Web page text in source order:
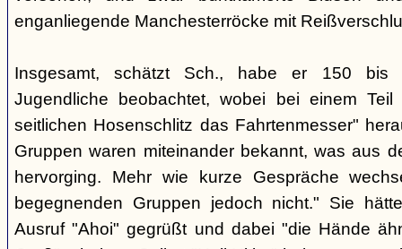
enganliegende Manchesterröcke mit
Insgesamt, schätzt Sch., habe er 150 bis
Jugendliche beobachtet, wobei bei einem
seitlichen Hosenschlitz das Fahrtenmesser"
Gruppen waren miteinander bekannt, was aus
hervorging. Mehr wie kurze Gespräche
begegnenden Gruppen jedoch nicht." Sie
Ausruf "Ahoi" gegrüßt und dabei "die Hände